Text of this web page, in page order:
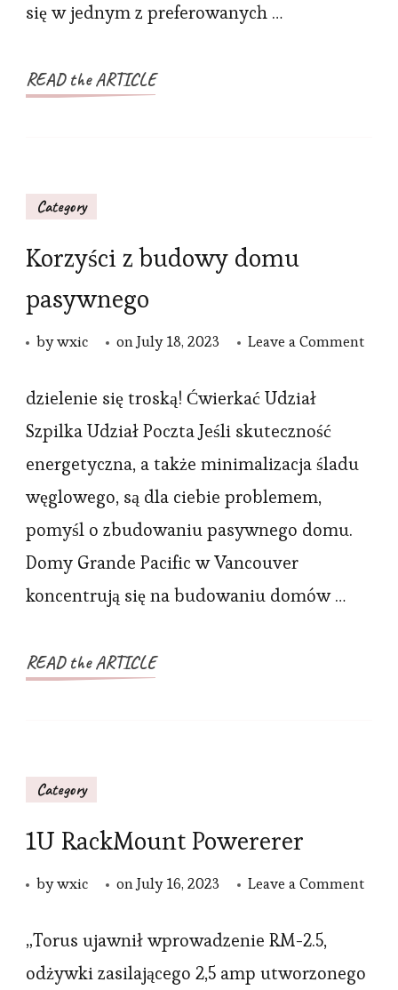
się w jednym z preferowanych …
READ the ARTICLE
Category
Korzyści z budowy domu
pasywnego
bywxic onJuly 18, 2023 Leave a Commenton
dzielenie się troską! Ćwierkać Udział
Szpilka Udział Poczta Jeśli skuteczność
energetyczna, a także minimalizacja śladu
węglowego, są dla ciebie problemem,
pomyśl o zbudowaniu pasywnego domu.
Domy Grande Pacific w Vancouver
koncentrują się na budowaniu domów …
READ the ARTICLE
Category
1U RackMount Powererer
bywxic onJuly 16, 2023 Leave a Commenton
„Torus ujawnił wprowadzenie RM-2.5,
odżywki zasilającego 2,5 amp utworzonego